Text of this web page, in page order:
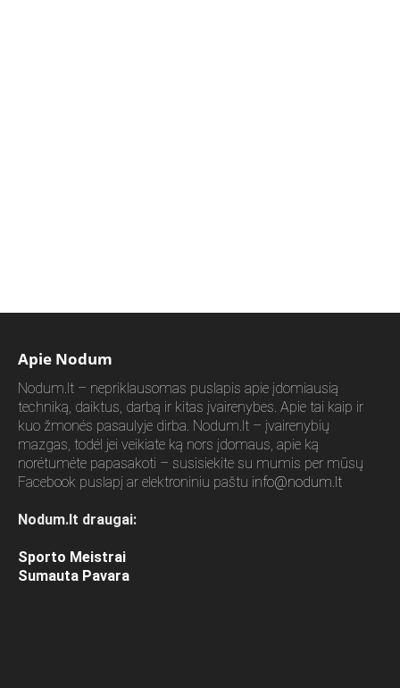
Apie Nodum
Nodum.lt – nepriklausomas puslapis apie įdomiausią
techniką, daiktus, darbą ir kitas įvairenybes. Apie tai kaip ir
kuo žmonės pasaulyje dirba. Nodum.lt – įvairenybių
mazgas, todėl jei veikiate ką nors įdomaus, apie ką
norėtumėte papasakoti – susisiekite su mumis per mūsų
Facebook puslapį ar elektroniniu paštu info@nodum.lt
Nodum.lt draugai:
Sporto Meistrai
Sumauta Pavara